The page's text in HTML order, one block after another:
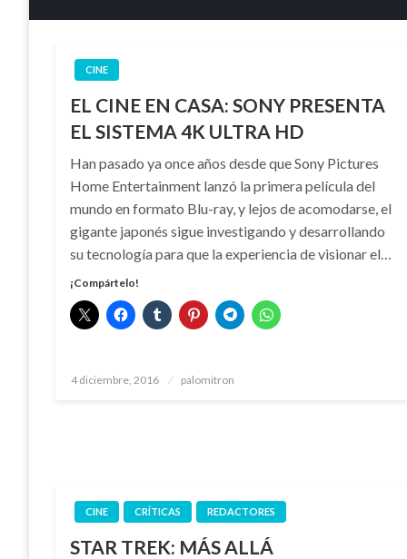
CINE
EL CINE EN CASA: SONY PRESENTA
EL SISTEMA 4K ULTRA HD
Han pasado ya once años desde que Sony Pictures
Home Entertainment lanzó la primera película del
mundo en formato Blu-ray, y lejos de acomodarse, el
gigante japonés sigue investigando y desarrollando
su tecnología para que la experiencia de visionar el…
¡Compártelo!
Publicado
4 diciembre, 2016 palomitron
CINE CRÍTICAS REDACTORES
STAR TREK: MÁS ALLÁ